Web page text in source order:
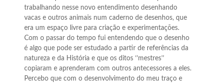
trabalhando nesse novo entendimento desenhando
vacas e outros animais num caderno de desenhos, que
era um espaço livre para criação e experimentações.
Com o passar do tempo fui entendendo que o desenho
é algo que pode ser estudado a partir de referências da
natureza e da História e que os ditos ‘’mestres’’
copiaram e aprenderam com outros antecessores a eles.
Percebo que com o desenvolvimento do meu traço e